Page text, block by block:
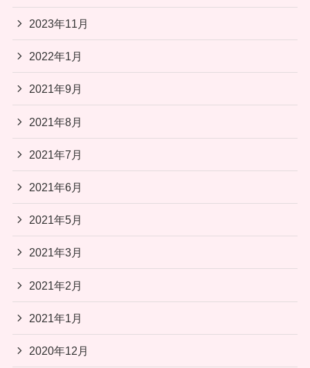
2023年11月
2022年1月
2021年9月
2021年8月
2021年7月
2021年6月
2021年5月
2021年3月
2021年2月
2021年1月
2020年12月